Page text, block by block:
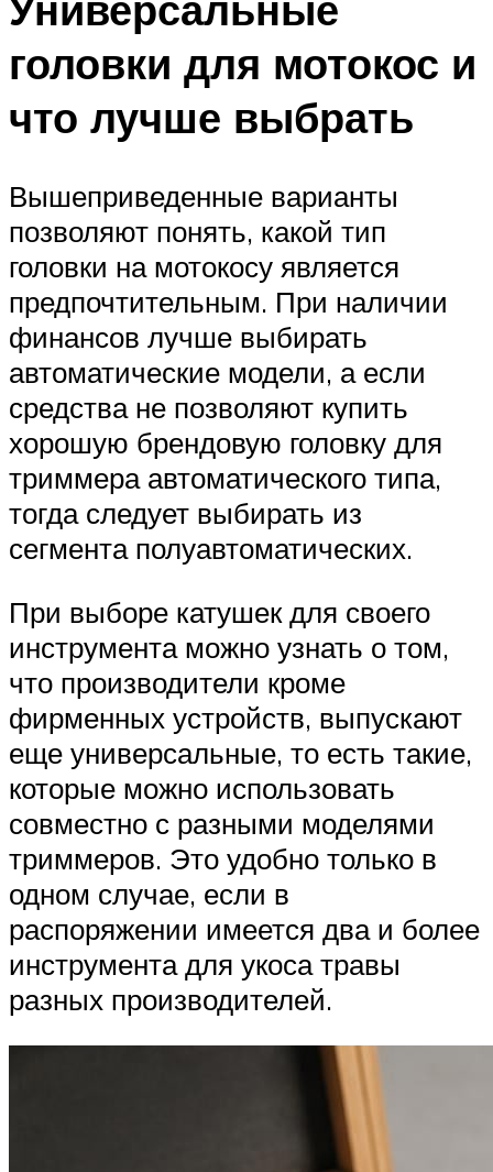
головки для мотокос и
что лучше выбрать
Вышеприведенные варианты
позволяют понять, какой тип
головки на мотокосу является
предпочтительным. При наличии
финансов лучше выбирать
автоматические модели, а если
средства не позволяют купить
хорошую брендовую головку для
триммера автоматического типа,
тогда следует выбирать из
сегмента полуавтоматических.
При выборе катушек для своего
инструмента можно узнать о том,
что производители кроме
фирменных устройств, выпускают
еще универсальные, то есть такие,
которые можно использовать
совместно с разными моделями
триммеров. Это удобно только в
одном случае, если в
распоряжении имеется два и более
инструмента для укоса травы
разных производителей.